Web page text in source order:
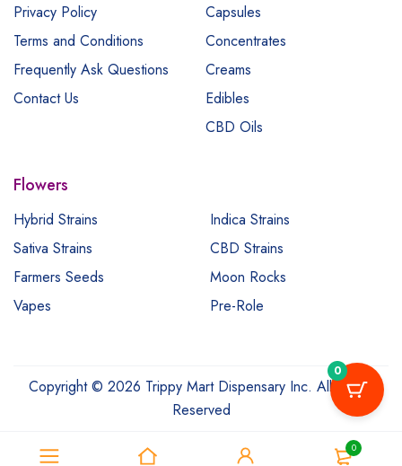
0
Privacy Policy
Terms and Conditions
Frequently Ask Questions
Contact Us
Capsules
Concentrates
Creams
Edibles
CBD Oils
Flowers
Hybrid Strains
Indica Strains
Sativa Strains
CBD Strains
Farmers Seeds
Moon Rocks
Vapes
Pre-Role
Copyright © 2026 Trippy Mart Dispensary Inc. All Rights
Reserved
0